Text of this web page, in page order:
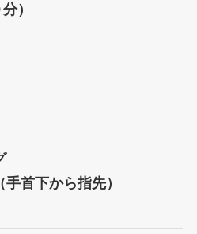
）
首下から指先）